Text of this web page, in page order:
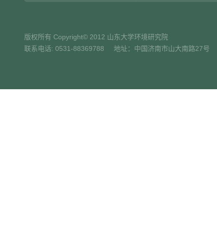
版权所有 Copyright© 2012 山东大学环境研究院
联系电话: 0531-88369788 地址：中国济南市山大南路27号